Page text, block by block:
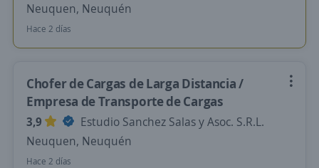
Neuquen, Neuquén
Hace 2 días
Chofer de Cargas de Larga Distancia /
Empresa de Transporte de Cargas
3,9
Estudio Sanchez Salas y Asoc. S.R.L.
Neuquen, Neuquén
Hace 2 días